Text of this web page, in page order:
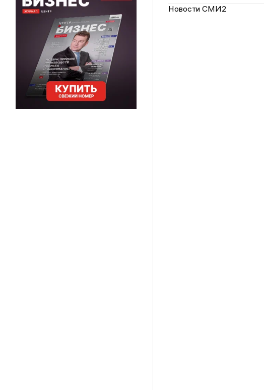
Новости СМИ2